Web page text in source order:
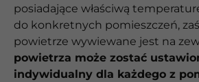
posiadające właściwą
do konkretnych pomieszczeń,
powietrze wywiewane jest na
powietrza może zostać
indywidualny dla każdego z